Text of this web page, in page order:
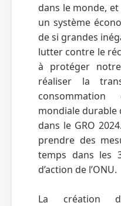
dans le monde,
un système
de si grandes
lutter contre le
à protéger
réaliser la
mondiale durable
dans le GRO
prendre des
temps dans les
d’action de l’ONU.
La création